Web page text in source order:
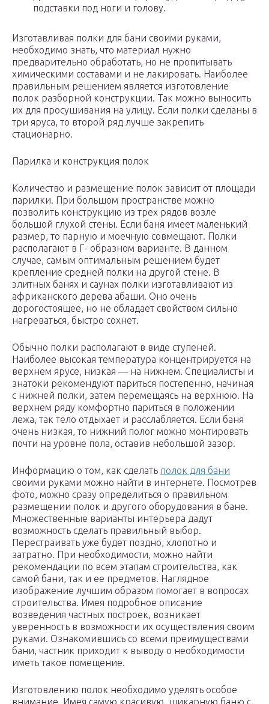
подставки под ноги и голову.
Изготавливая полки для бани своими руками,
необходимо знать, что материал нужно
предварительно обработать, но не пропитывать
химическими составами и не лакировать. Наиболее
правильным решением является изготовление
полок разборной конструкции. Так можно выносить
их для просушивания на улицу. Если полки сделаны в
три яруса, то второй ряд лучше закрепить
стационарно.
Парилка и конструкция полок
Количество и размещение полок зависит от площади
парилки. При большом пространстве можно
позволить конструкцию из трех рядов возле
большой глухой стены. Если баня имеет маленький
размер, то парную и моечную совмещают. Полки
располагают в Г- образном варианте. В данном
случае, самым оптимальным решением будет
крепление средней полки на другой стене. В
элитных банях и саунах полки изготавливают из
африканского дерева абаши. Оно очень
дорогостоящее, но не обладает свойством сильно
нагреваться, быстро сохнет.
Обычно полки располагают в виде ступеней.
Наиболее высокая температура концентрируется на
верхнем ярусе, низкая — на нижнем. Специалисты и
знатоки рекомендуют париться постепенно, начиная
с нижней полки, затем перемещаясь на верхнюю. На
верхнем ряду комфортно париться в положении
лежа, так тело отдыхает и расслабляется. Если баня
очень низкая, то нижний полог можно монтировать
почти на уровне пола, оставив небольшой зазор.
Информацию о том, как сделать полок для бани
своими руками можно найти в интернете. Посмотрев
фото, можно сразу определиться о правильном
размещении полок и другого оборудования в бане.
Множественные варианты интерьера дадут
возможность сделать правильный выбор.
Перестраивать уже будет поздно, хлопотно и
затратно. При необходимости, можно найти
рекомендации по всем этапам строительства, как
самой бани, так и ее предметов. Наглядное
изображение лучшим образом помогает в вопросах
строительства. Имея подробное описание
возведения частных построек, возникает
уверенность в возможности их осуществления своим
руками. Ознакомившись со всеми преимуществами
бани, частник приходит к выводу о необходимости
иметь такое помещение.
Изготовлению полок необходимо уделять особое
внимание. Имея самую красивую, шикарную баню с